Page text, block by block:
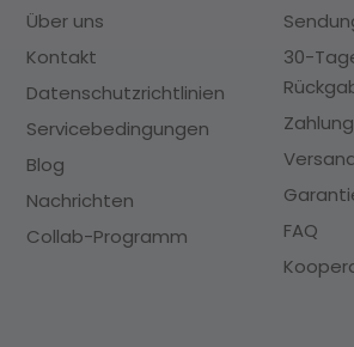
Über uns
Kontakt
Datenschutzrichtlinien
Servicebedingungen
Blog
Nachrichten
Collab-Programm
30-
FAQ